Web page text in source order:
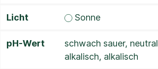
Licht Sonne
pH-Wert
schwach sauer,
alkalisch, alkalisch